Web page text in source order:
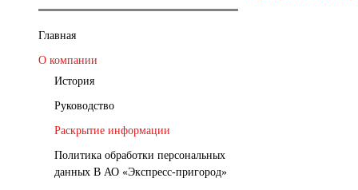
Главная
О компании
История
Руководство
Раскрытие информации
Политика обработки персональных
данных В АО «Экспресс-пригород»